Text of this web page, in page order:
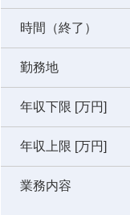
時間（終了）
勤務地
年収下限 [万円]
年収上限 [万円]
業務内容